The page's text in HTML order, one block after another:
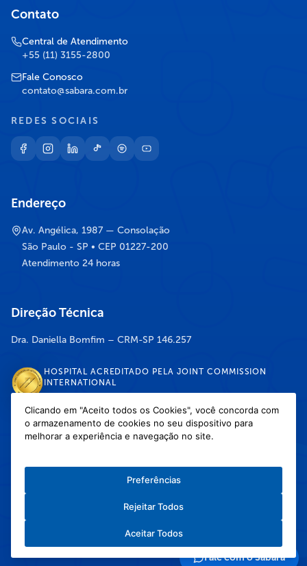
Fale com o Sabará
Contato
Central de Atendimento
+55 (11) 3155-2800
Fale Conosco
contato@sabara.com.br
REDES SOCIAIS
Endereço
Av. Angélica, 1987 — Consolação
São Paulo - SP • CEP 01227-200
Atendimento 24 horas
Direção Técnica
Dra. Daniella Bomfim – CRM-SP 146.257
HOSPITAL ACREDITADO PELA JOINT COMMISSION
INTERNATIONAL
DISPONÍVEL NAS LOJAS
Política de Cookies
Copyright © 2026 Hospital Infantil Sabará — Todos os direitos reservados.
Clicando em "Aceito todos os Cookies", você concorda com
o armazenamento de cookies no seu dispositivo para
melhorar a experiência e navegação no site.
Preferências
Rejeitar Todos
Aceitar Todos